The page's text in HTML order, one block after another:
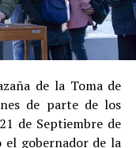
previos.
sumadas al
la posibilidad de un
investigación
de la Toma de
de parte de los
de Septiembre de
el gobernador de la